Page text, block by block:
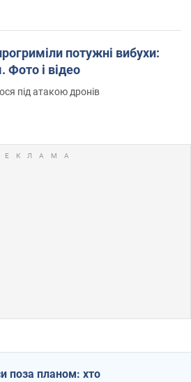
потужні вибухи:
Фото і відео
під атакою дронів
поза планом: хто